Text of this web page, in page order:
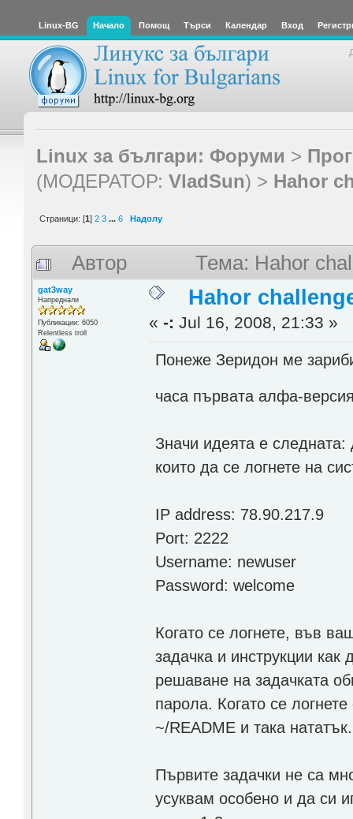
Linux-BG Начало Помощ Търси Календар Вход
Linux за българи: Форуми >
(МОДЕРАТОР: VladSun) > Hahor
Страници: [1] 2 3 ... 6 Надолу
Автор Тема: Hahor
gat3way
Напреднали
Публикации: 6050
Relentless troll
Hahor
«-: Jul 16, 2008, 21:33 »
Понеже Зеридон ме
часа първата алфа-
Значи идеята е
които да се логнете на
IP address: 78.90.217.9
Port: 2222
Username: newuser
Password: welcome
Когато се логнете, във
задачка и инструкции
решаване на задачката
парола. Когато се
~/README и така нататък.
Първите задачки не са
усуквам особено и да си